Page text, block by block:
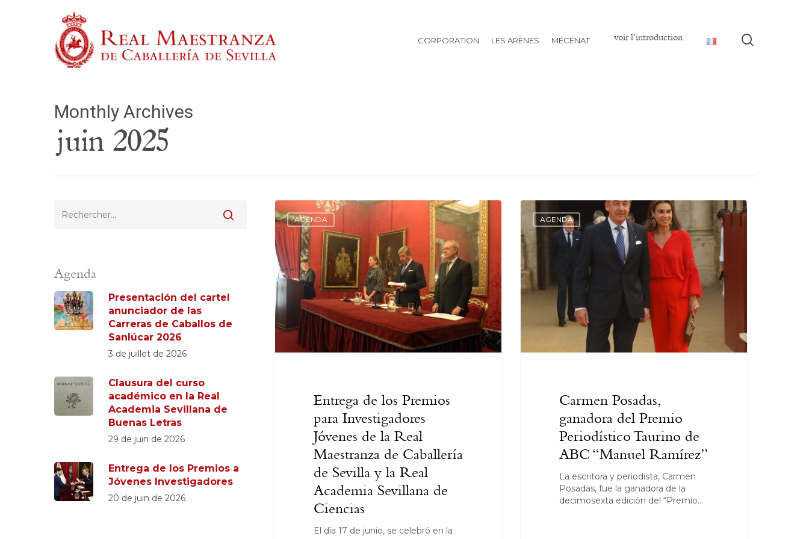
Tape entrée pour rechercher ou échap pour fermer
CORPORATION LES ARÈNES MÉCÉNAT voir l’introduction
Monthly Archives
juin 2025
AGENDA
Entrega de los Premios
para Investigadores
Jóvenes de la Real
Maestranza de Caballería
de Sevilla y la Real
Academia Sevillana de
Ciencias
El día 17 de junio, se celebró en la
AGENDA
Carmen Posadas,
ganadora del Premio
Periodístico Taurino de
ABC “Manuel Ramírez”
La escritora y periodista, Carmen
Posadas, fue la ganadora de la
decimosexta edición del “Premio…
Agenda
Presentación del cartel
anunciador de las
Carreras de Caballos de
Sanlúcar 2026
3 de juillet de 2026
Clausura del curso
académico en la Real
Academia Sevillana de
Buenas Letras
29 de juin de 2026
Entrega de los Premios a
Jóvenes Investigadores
20 de juin de 2026